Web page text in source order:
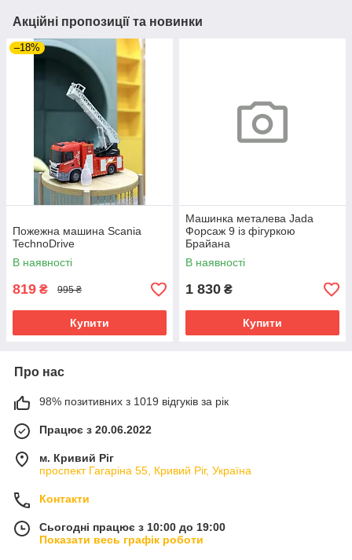
Акційні пропозиції та новинки
–18%
Пожежна машина Scania
TechnoDrive
В наявності
819 ₴ 995 ₴
Купити
Машинка металева Jada
Форсаж 9 із фігуркою
Брайана
В наявності
1 830 ₴
Купити
Про нас
98% позитивних з 1019 відгуків за рік
Працює з 20.06.2022
м. Кривий Ріг
проспект Гагаріна 55, Кривий Ріг, Україна
Контакти
Сьогодні працює з 10:00 до 19:00
Показати весь графік роботи